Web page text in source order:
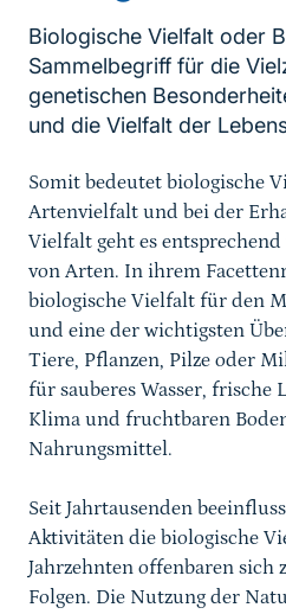
Biologische Vielfalt oder
Sammelbegriff für die
genetischen
und die Vielfalt der
Sprungmarke
Somit bedeutet biologische
Artenvielfalt und bei der
Vielfalt geht es
von Arten. In ihrem
biologische Vielfalt für den
und eine der wichtigsten
Tiere, Pflanzen, Pilze oder
für sauberes Wasser, frische
Klima und fruchtbaren
Nahrungsmittel.
Seit Jahrtausenden
Aktivitäten die biologische
Jahrzehnten offenbaren sich
Folgen. Die Nutzung der